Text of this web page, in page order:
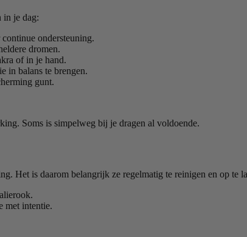
in je dag:
ondersteuning.
dromen.
of in je hand.
in balans te brengen.
gunt.
Soms is simpelweg bij je dragen al voldoende.
Het is daarom belangrijk ze regelmatig te reinigen en op te
met intentie.